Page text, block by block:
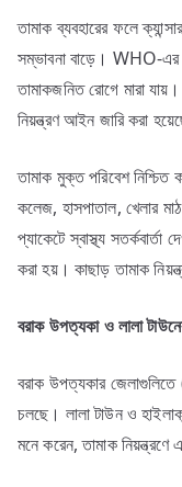
তামাক ব্যবহারের ফলে
সম্ভাবনা বাড়ে। WHO-এর
তামাকজনিত রোগে মারা
নিয়ন্ত্রণ আইন জারি করা
তামাক মুক্ত পরিবেশ
কলেজ, হাসপাতাল, খেলার
প্যাকেটে স্বাস্থ্য
করা হয়। কাছাড় তামাক
বরাক উপত্যকা ও লালা
বরাক উপত্যকার জেলাগুলিতে
চলছে। লালা টাউন ও
মনে করেন, তামাক নিয়ন্ত্রণে